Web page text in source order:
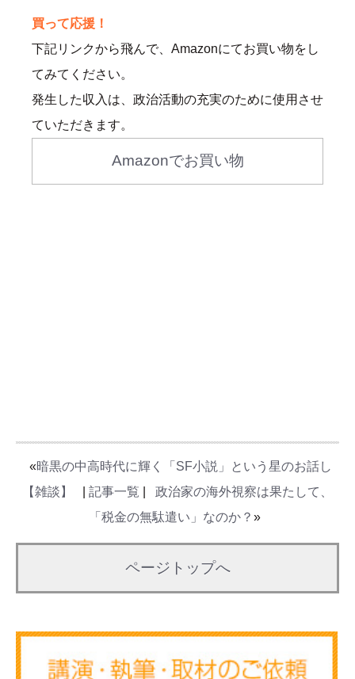
買って応援！
下記リンクから飛んで、Amazonにてお買い物をし
てみてください。
発生した収入は、政治活動の充実のために使用させ
ていただきます。
Amazonでお買い物
«暗黒の中高時代に輝く「SF小説」という星のお話し
【雑談】
記事一覧
政治家の海外視察は果たして、
「税金の無駄遣い」なのか？ »
ページトップへ